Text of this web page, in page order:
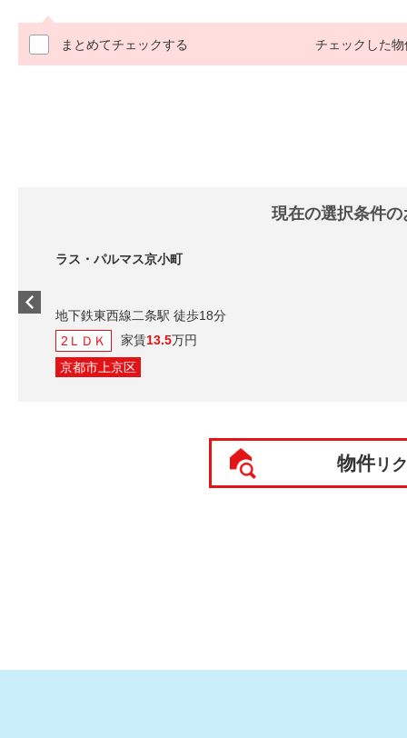
まとめてチェックする チェックした物
現在の選択条件
ラス・パルマス京小町
地下鉄東西線二条駅 徒歩18分
2ＬＤＫ
家賃13.5万円
京都市上京区
物件リ